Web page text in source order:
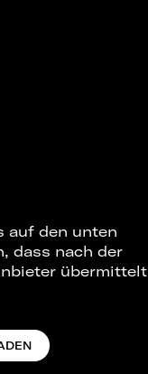
auf den unten
dass nach der
übermittelt